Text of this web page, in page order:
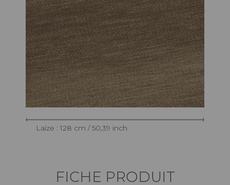
Laize : 128 cm / 50,39 inch
FICHE PRODUIT